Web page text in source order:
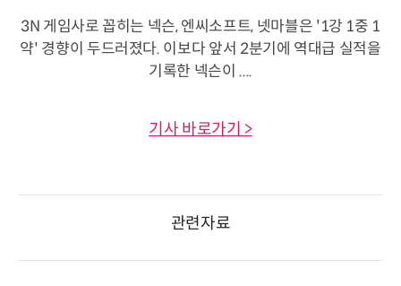
3N 게임사로 꼽히는 넥슨, 엔씨소프트, 넷마블은 '1강 1중 1
약' 경향이 두드러졌다. 이보다 앞서 2분기에 역대급 실적을
기록한 넥슨이 ....
기사 바로가기 >
관련자료